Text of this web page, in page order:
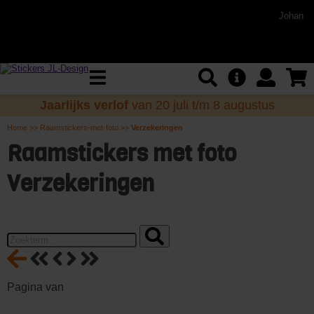
Johan
Jaarlijks verlof van 20 juli t/m 8 augustus
Home >> Raamstickers-met-foto >> Verzekeringen
Raamstickers met foto
Verzekeringen
Pagina van